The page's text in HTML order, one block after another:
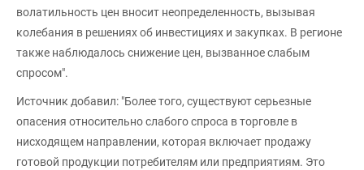
волатильность цен вносит неопределенность, вызывая
колебания в решениях об инвестициях и закупках. В регионе
также наблюдалось снижение цен, вызванное слабым
спросом".
Источник добавил: "Более того, существуют серьезные
опасения относительно слабого спроса в торговле в
нисходящем направлении, которая включает продажу
готовой продукции потребителям или предприятиям. Это